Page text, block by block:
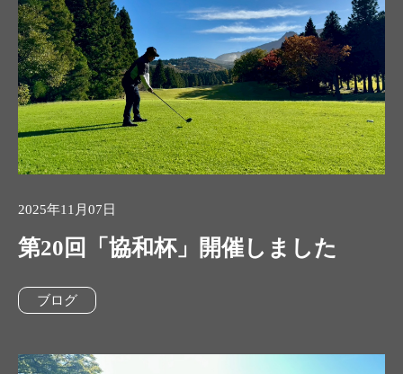
2025年11月07日
第20回「協和杯」開催しました
ブログ